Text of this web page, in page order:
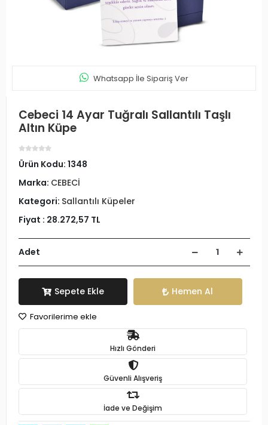
Whatsapp İle Sipariş Ver
Cebeci 14 Ayar Tuğralı Sallantılı Taşlı
Altın Küpe
Ürün Kodu: 1348
Marka: CEBECİ
Kategori: Sallantılı Küpeler
Fiyat : 28.272,57 TL
Adet
Sepete Ekle Hemen Al
Favorilerime ekle
Hızlı Gönderi
Güvenli Alışveriş
İade ve Değişim